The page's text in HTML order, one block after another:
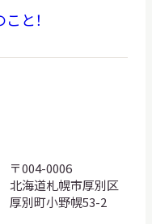
と！
〒004-0006
北海道札幌市厚別区
厚別町小野幌53-2